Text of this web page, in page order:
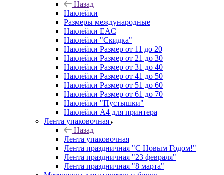
Назад
Наклейки
Размеры международные
Наклейки EAC
Наклейки "Скидка"
Наклейки Размер от 11 до 20
Наклейки Размер от 21 до 30
Наклейки Размер от 31 до 40
Наклейки Размер от 41 до 50
Наклейки Размер от 51 до 60
Наклейки Размер от 61 до 70
Наклейки "Пустышки"
Наклейки А4 для принтера
Лента упаковочная
Назад
Лента упаковочная
Лента праздничная "С Новым Годом!"
Лента праздничная "23 февраля"
Лента праздничная "8 марта"